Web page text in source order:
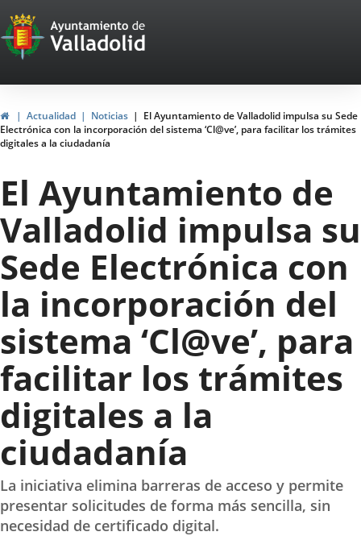
Portal
Web
del
Ayuntamiento
de
Valladolid
HomeActualidad Noticias
El Ayuntamiento de Valladolid impulsa su Sede
Electrónica con la incorporación del sistema ‘Cl@ve’, para facilitar los trámites
digitales a la ciudadanía
El Ayuntamiento de
Valladolid impulsa su
Sede Electrónica con
la incorporación del
sistema ‘Cl@ve’, para
facilitar los trámites
digitales a la
ciudadanía
La iniciativa elimina barreras de acceso y permite
presentar solicitudes de forma más sencilla, sin
necesidad de certificado digital.